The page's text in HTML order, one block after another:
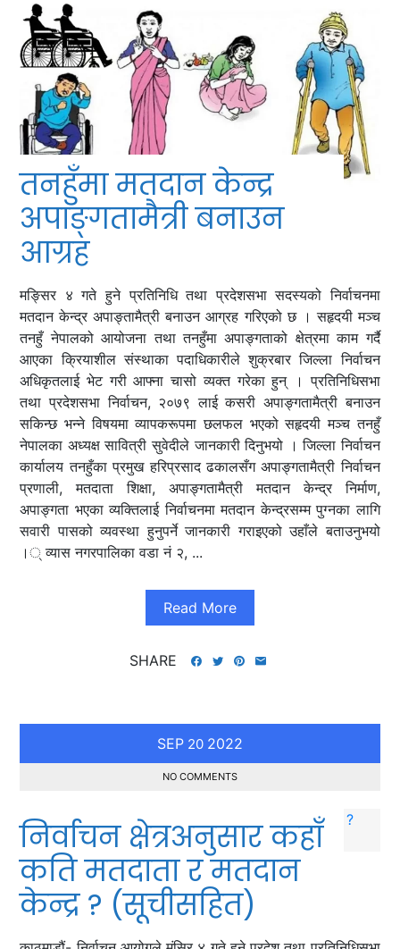
तनहुँमा मतदान केन्द्र
अपाङ्गतामैत्री बनाउन
आग्रह
मङ्सिर ४ गते हुने प्रतिनिधि तथा प्रदेशसभा सदस्यको निर्वाचनमा
मतदान केन्द्र अपाङ्तामैत्री बनाउन आग्रह गरिएको छ । सहृदयी मञ्च
तनहुँ नेपालको आयोजना तथा तनहुँमा अपाङ्गताको क्षेत्रमा काम गर्दै
आएका क्रियाशील संस्थाका पदाधिकारीले शुक्रबार जिल्ला निर्वाचन
अधिकृतलाई भेट गरी आफ्ना चासो व्यक्त गरेका हुन् । प्रतिनिधिसभा
तथा प्रदेशसभा निर्वाचन, २०७९ लाई कसरी अपाङ्गतामैत्री बनाउन
सकिन्छ भन्ने विषयमा व्यापकरूपमा छलफल भएको सहृदयी मञ्च तनहुँ
नेपालका अध्यक्ष सावित्री सुवेदीले जानकारी दिनुभयो । जिल्ला निर्वाचन
कार्यालय तनहुँका प्रमुख हरिप्रसाद ढकालसँग अपाङ्गतामैत्री निर्वाचन
प्रणाली, मतदाता शिक्षा, अपाङ्गतामैत्री मतदान केन्द्र निर्माण,
अपाङ्गता भएका व्यक्तिलाई निर्वाचनमा मतदान केन्द्रसम्म पुग्नका लागि
सवारी पासको व्यवस्था हुनुपर्ने जानकारी गराइएको उहाँले बताउनुभयो
।् व्यास नगरपालिका वडा नं २, ...
Read More
SHARE
SEP 20 2022
NO COMMENTS
निर्वाचन क्षेत्रअनुसार कहाँ
कति मतदाता र मतदान
केन्द्र ? (सूचीसहित)